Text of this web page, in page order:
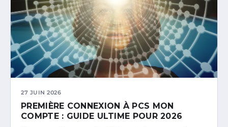
27 JUIN 2026
PREMIÈRE CONNEXION À PCS MON
COMPTE : GUIDE ULTIME POUR 2026